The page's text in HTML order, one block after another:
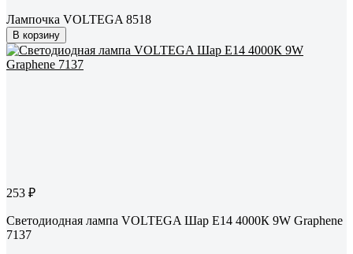
Лампочка VOLTEGA 8518
В корзину
253 ₽
Светодиодная лампа VOLTEGA Шар Е14 4000К 9W Graphene
7137